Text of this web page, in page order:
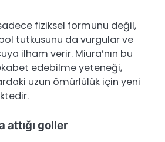
fiziksel formunu değil,
tutkusunu da vurgular ve
ilham verir. Miura’nın bu
edebilme yeteneği,
uzun ömürlülük için yeni
attığı goller